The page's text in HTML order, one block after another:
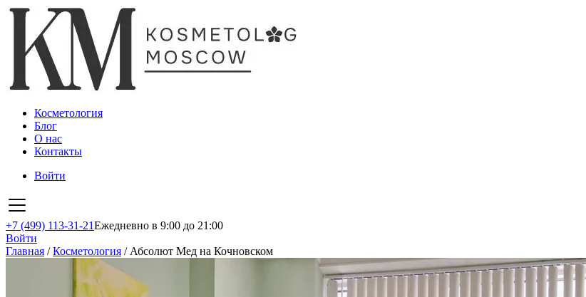
Косметология
Блог
О нас
Контакты
Войти
+7 (499) 113-31-21Ежедневно в 9:00 до 21:00
Войти
Главная /Косметология / Абсолют Мед на Кочновском